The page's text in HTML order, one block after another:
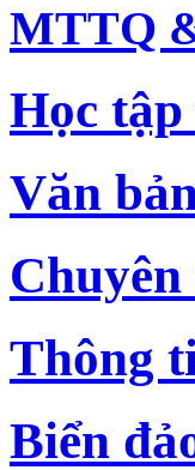
MTTQ
Học
Văn
Thông
Biển